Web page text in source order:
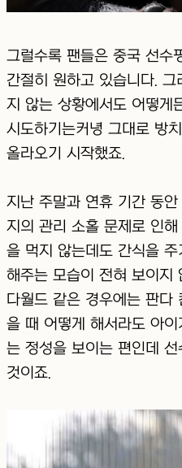
그럴수록 팬들은 중국 선수
간절히 원하고 있습니다.
지 않는 상황에서도 어떻게
시도하기는커녕 그대로 방
올라오기 시작했죠.
지난 주말과 연휴 기간 동
지의 관리 소홀 문제로 인
을 먹지 않는데도 간식을
해주는 모습이 전혀 보이지
다월드 같은 경우에는 판다
을 때 어떻게 해서라도 아
는 정성을 보이는 편인데
것이죠.